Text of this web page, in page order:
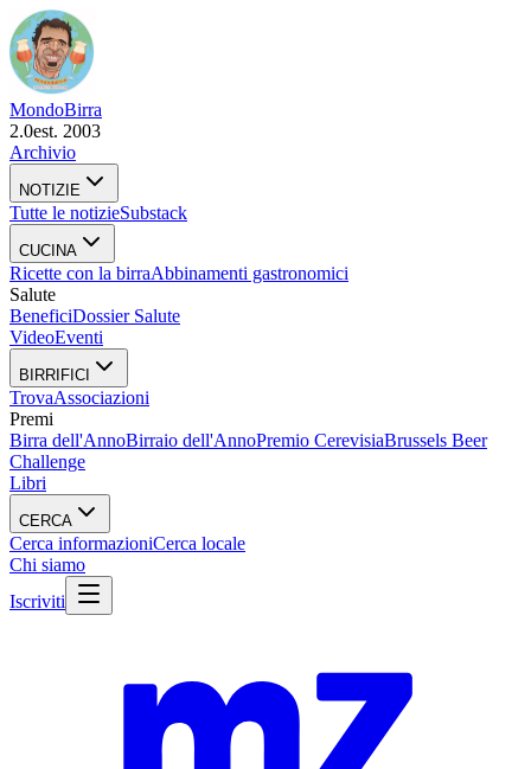
MondoBirra
2.0est. 2003
Archivio
NOTIZIE
Tutte le notizieSubstack
CUCINA
Ricette con la birraAbbinamenti gastronomici
Salute
BeneficiDossier Salute
VideoEventi
BIRRIFICI
TrovaAssociazioni
Premi
Birra dell'AnnoBirraio dell'AnnoPremio CerevisiaBrussels Beer
Challenge
Libri
CERCA
Cerca informazioniCerca locale
Chi siamo
Iscriviti